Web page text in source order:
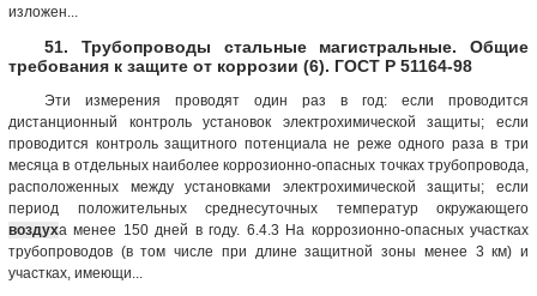
изложен...
51. Трубопроводы стальные магистральные. Общие
требования к защите от коррозии (6). ГОСТ Р 51164-98
Эти измерения проводят один раз в год: если проводится
дистанционный контроль установок электрохимической защиты; если
проводится контроль защитного потенциала не реже одного раза в три
месяца в отдельных наиболее коррозионно-опасных точках трубопровода,
расположенных между установками электрохимической защиты; если
период положительных среднесуточных температур окружающего
воздуха менее 150 дней в году. 6.4.3 На коррозионно-опасных участках
трубопроводов (в том числе при длине защитной зоны менее 3 км) и
участках, имеющи...